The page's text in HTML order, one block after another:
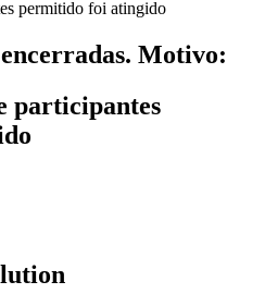
permitido foi atingido
Motivo:
participantes